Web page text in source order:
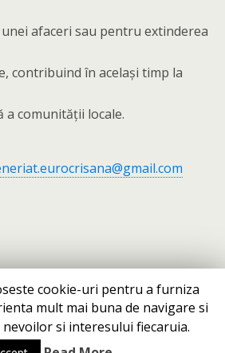
afaceri sau pentru extinderea
contribuind în același timp la
a comunității locale.
Desktop
cookie-uri pentru a furniza
mult mai buna de navigare si
si interesului fiecaruia.